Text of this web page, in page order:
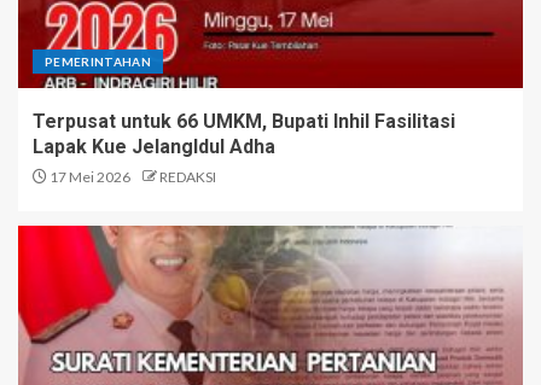
PEMERINTAHAN
Terpusat untuk 66 UMKM, Bupati Inhil Fasilitasi
Lapak Kue JelangIdul Adha
17 Mei 2026 REDAKSI